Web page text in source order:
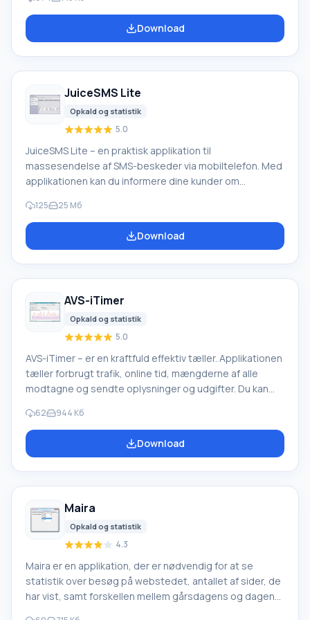
og samlet), mængder af modtagne og sendte bytes,
onlinetid og meget mere. Du kan se sådanne
statistikker for enhver valgt periode, såvel som i en
Download
JuiceSMS Lite
Opkald og statistik
5.0
JuiceSMS Lite – en praktisk applikation til
massesendelse af SMS-beskeder via mobiltelefon. Med
applikationen kan du informere dine kunder om
med den kommende ferie. Nu behøver du ikke at bruge
meget tid på alt dette, du skal blot installere
programmet på din pc og tilslutte din mobiltelefon til
125 25 Мб
Download
AVS-iTimer
Opkald og statistik
5.0
AVS-iTimer – er en kraftfuld effektiv tæller. Applikationen
tæller forbrugt trafik, online tid, mængderne af alle
modtagne og sendte oplysninger og udgifter. Du kan
(sessionstid og tid for alle sessioner,
sessionsomkostning og omkostning for alle sessioner,
megabyte sendt i denne session og totalt, megabyte
62 944 Кб
Download
Maira
Opkald og statistik
4.3
Maira er en applikation, der er nødvendig for at se
statistik over besøg på webstedet, antallet af sider, de
har vist, samt forskellen mellem gårsdagens og dagens